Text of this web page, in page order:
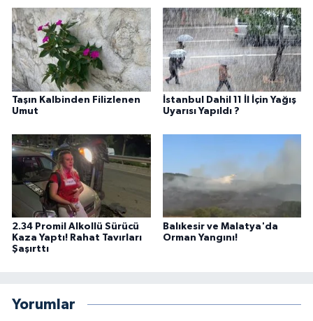
Taşın Kalbinden Filizlenen
Umut
İstanbul Dahil 11 İl İçin Yağış
Uyarısı Yapıldı ?
2.34 Promil Alkollü Sürücü
Kaza Yaptı! Rahat Tavırları
Şaşırttı
Balıkesir ve Malatya'da
Orman Yangını!
Yorumlar